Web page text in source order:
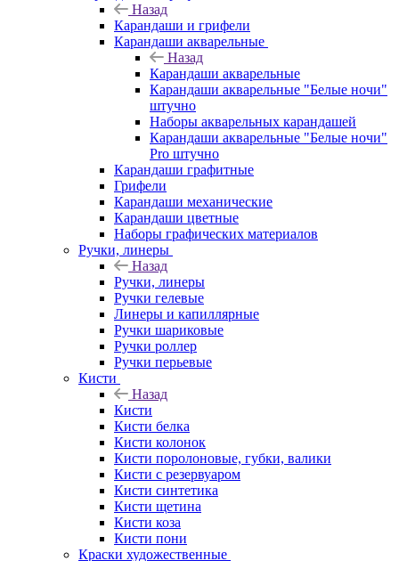
Назад
Карандаши и грифели
Карандаши акварельные
Назад
Карандаши акварельные
Карандаши акварельные "Белые ночи"
штучно
Наборы акварельных карандашей
Карандаши акварельные "Белые ночи"
Pro штучно
Карандаши графитные
Грифели
Карандаши механические
Карандаши цветные
Наборы графических материалов
Ручки, линеры
Назад
Ручки, линеры
Ручки гелевые
Линеры и капиллярные
Ручки шариковые
Ручки роллер
Ручки перьевые
Кисти
Назад
Кисти
Кисти белка
Кисти колонок
Кисти поролоновые, губки, валики
Кисти с резервуаром
Кисти синтетика
Кисти щетина
Кисти коза
Кисти пони
Краски художественные